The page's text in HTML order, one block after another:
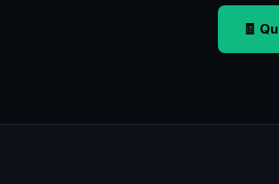
🧾